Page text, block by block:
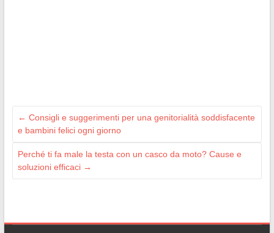
← Consigli e suggerimenti per una genitorialità soddisfacente
e bambini felici ogni giorno
Perché ti fa male la testa con un casco da moto? Cause e
soluzioni efficaci →